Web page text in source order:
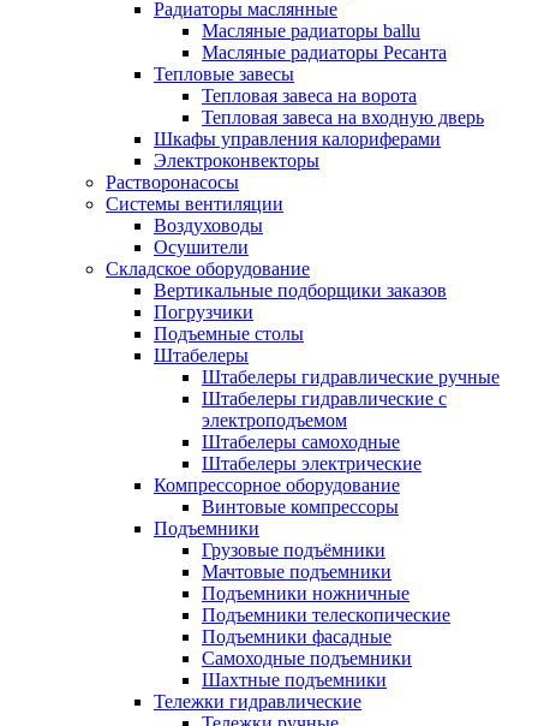
Радиаторы маслянные
Масляные радиаторы ballu
Масляные радиаторы Ресанта
Тепловые завесы
Тепловая завеса на ворота
Тепловая завеса на входную дверь
Шкафы управления калориферами
Электроконвекторы
Растворонасосы
Системы вентиляции
Воздуховоды
Осушители
Складское оборудование
Вертикальные подборщики заказов
Погрузчики
Подъемные столы
Штабелеры
Штабелеры гидравлические ручные
Штабелеры гидравлические с
электроподъемом
Штабелеры самоходные
Штабелеры электрические
Компрессорное оборудование
Винтовые компрессоры
Подъемники
Грузовые подъёмники
Мачтовые подъемники
Подъемники ножничные
Подъемники телескопические
Подъемники фасадные
Самоходные подъемники
Шахтные подъемники
Тележки гидравлические